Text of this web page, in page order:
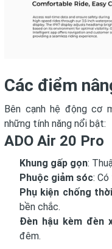
Các điểm
Bên cạnh hệ động cơ
những tính năng nổi bật:
ADO Air 20 Pro
Khung gấp gọn:
Phuộc giảm sóc: Có
Phụ kiện chống
bền chắc.
Đèn hậu kèm đèn
đêm.